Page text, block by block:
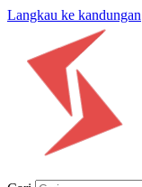
Langkau ke kandungan